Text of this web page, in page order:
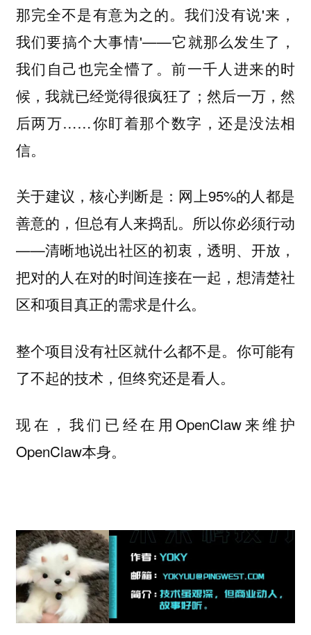
那完全不是有意为之的。我们没有说'来，
我们要搞个大事情'——它就那么发生了，
我们自己也完全懵了。前一千人进来的时
候，我就已经觉得很疯狂了；然后一万，然
后两万……你盯着那个数字，还是没法相
信。
关于建议，核心判断是：网上95%的人都是
善意的，但总有人来捣乱。所以你必须行动
——清晰地说出社区的初衷，透明、开放，
把对的人在对的时间连接在一起，想清楚社
区和项目真正的需求是什么。
整个项目没有社区就什么都不是。你可能有
了不起的技术，但终究还是看人。
现在，我们已经在用OpenClaw来维护
OpenClaw本身。